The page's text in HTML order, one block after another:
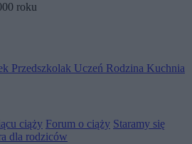
roku
Przedszkolak Uczeń Rodzina Kuchnia
ciąży Forum o ciąży Staramy się
dla rodziców